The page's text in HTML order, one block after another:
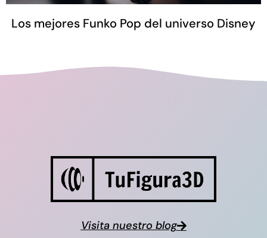
Los mejores Funko Pop del universo Disney
Visita nuestro blog